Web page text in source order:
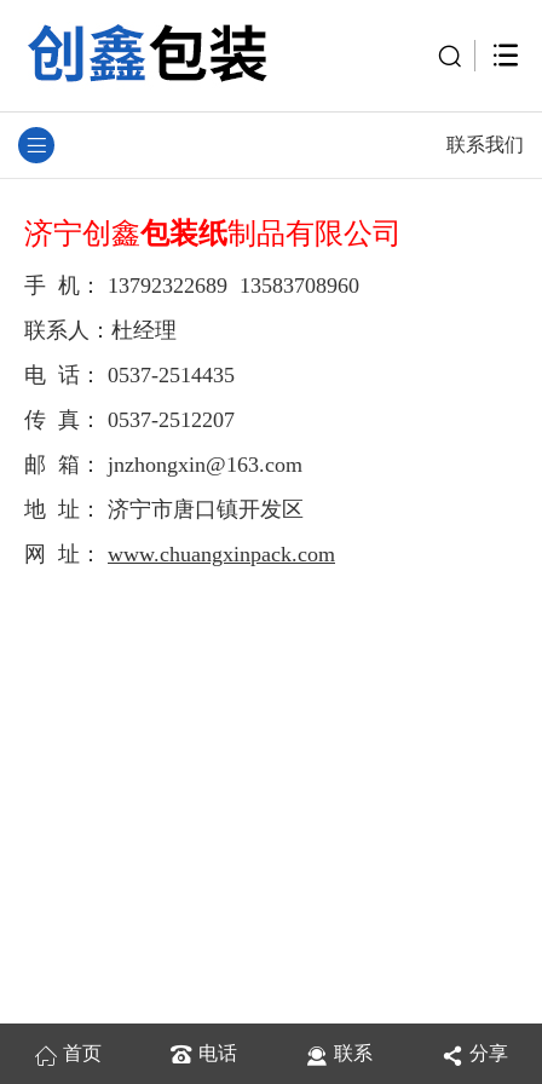
联系我们
济宁创鑫包装纸制品有限公司
手 机： 13792322689 13583708960
联系人：杜经理
电 话： 0537-2514435
传 真： 0537-2512207
邮 箱： jnzhongxin@163.com
地 址： 济宁市唐口镇开发区
网 址： www.chuangxinpack.com
首页 电话 联系 分享